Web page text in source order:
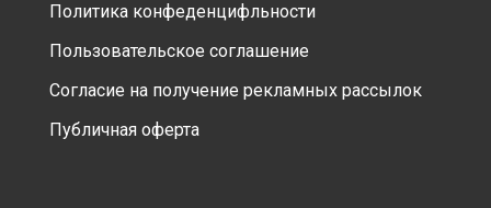
Политика конфеденцифльности
Пользовательское соглашение
Согласие на получение рекламных рассылок
Публичная оферта